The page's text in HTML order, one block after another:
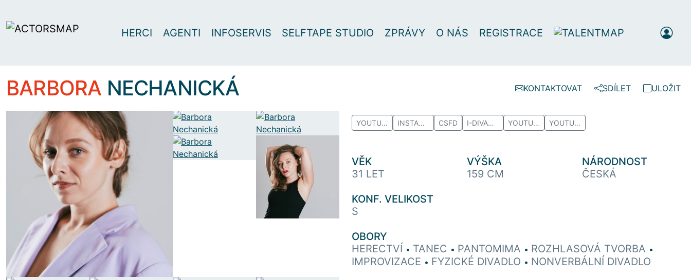
HERCI AGENTI INFOSERVIS SELFTAPE STUDIO ZPRÁVY O NÁS REGISTRACE
BARBORA NECHANICKÁ KONTAKTOVAT SDÍLET ULOŽIT
YOUTUBE INSTAGRAM CSFD I-DIVADLO YOUTUBE YOUTUBE
VĚK
31 LET
VÝŠKA
159 CM
NÁRODNOST
ČESKÁ
KONF. VELIKOST
S
OBORY
HERECTVÍ • TANEC • PANTOMIMA • ROZHLASOVÁ TVORBA •
IMPROVIZACE • FYZICKÉ DIVADLO • NONVERBÁLNÍ DIVADLO